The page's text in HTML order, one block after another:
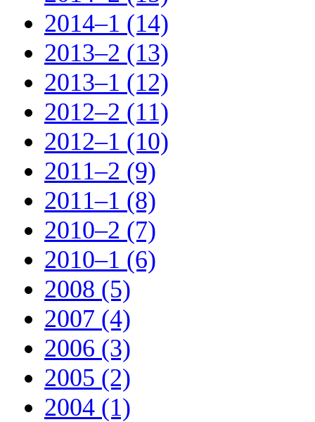
2014–1 (14)
2013–2 (13)
2013–1 (12)
2012–2 (11)
2012–1 (10)
2011–2 (9)
2011–1 (8)
2010–2 (7)
2010–1 (6)
2008 (5)
2007 (4)
2006 (3)
2005 (2)
2004 (1)